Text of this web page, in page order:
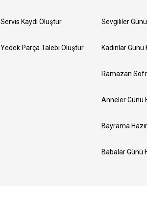
Servis Kaydı Oluştur
Yedek Parça Talebi Oluştur
Sevgililer
Kadınlar
Ramazan
Anneler Günü
Bayrama
Babalar Günü